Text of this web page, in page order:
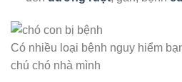
Có nhiều loại bệnh nguy hiểm
chú chó nhà mình